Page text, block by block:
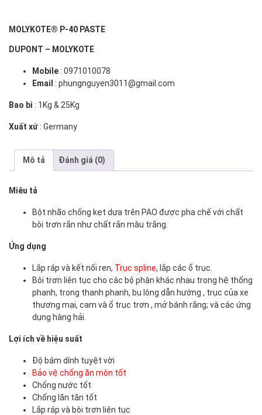
MOLYKOTE® P-40 PASTE
DUPONT – MOLYKOTE
Mobile : 0971010078
Email : phungnguyen3011@gmail.com
Bao bì : 1Kg & 25Kg
Xuất xứ : Germany
Mô tả Đánh giá (0)
Miêu tả
Bột nhão chống kẹt dựa trên PAO được pha chế với chất
bôi trơn rắn như chất rắn màu trắng.
Ứng dụng
Lắp ráp và kết nối ren, Trục spline, lắp các ổ trục.
Bôi trơn liên tục cho các bộ phận khác nhau trong hệ thống
phanh, trong thanh phanh, bu lông dẫn hướng , trục của xe
thương mại, cam và ổ trục trơn , mở bánh răng; và các ứng
dụng hàng hải.
Lợi ích về hiệu suất
Độ bám dính tuyệt vời
Bảo vệ chống ăn mòn tốt
Chống nước tốt
Chống lăn tăn tốt
Lắp ráp và bôi trơn liên tục